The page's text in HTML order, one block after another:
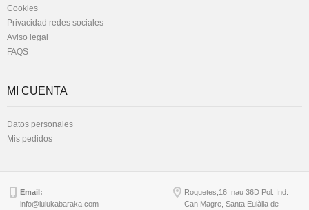
Cookies
Privacidad redes sociales
Aviso legal
FAQS
MI CUENTA
Datos personales
Mis pedidos
Email:
info@lulukabaraka.com
Roquetes,16 nau 36D Pol. Ind.
Can Magre, Santa Eulàlia de